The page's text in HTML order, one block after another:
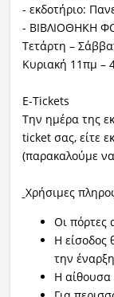
- εκδοτήριο:
- ΒΙΒΛΙΟΘΗΚΗ
Τετάρτη –
Κυριακή 11πμ –
E-Tickets
Την ημέρα της
ticket σας, είτε
(παρακαλούμε
Χρήσιμες
Οι πόρτες
Η είσοδος
την
H αίθουσα